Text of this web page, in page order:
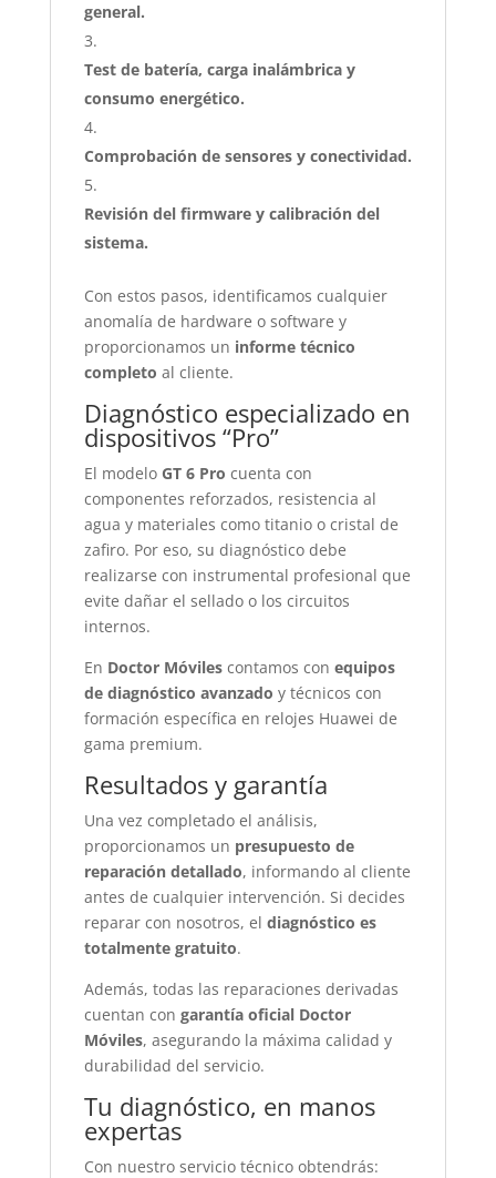
general.
Test de batería, carga inalámbrica y
consumo energético.
Comprobación de sensores y conectividad.
Revisión del firmware y calibración del
sistema.
Con estos pasos, identificamos cualquier
anomalía de hardware o software y
proporcionamos un informe técnico
completo al cliente.
Diagnóstico especializado en
dispositivos “Pro”
El modelo GT 6 Pro cuenta con
componentes reforzados, resistencia al
agua y materiales como titanio o cristal de
zafiro. Por eso, su diagnóstico debe
realizarse con instrumental profesional que
evite dañar el sellado o los circuitos
internos.
En Doctor Móvilescontamos con equipos
de diagnóstico avanzado y técnicos con
formación específica en relojes Huawei de
gama premium.
Resultados y garantía
Una vez completado el análisis,
proporcionamos un presupuesto de
reparación detallado, informando al cliente
antes de cualquier intervención. Si decides
reparar con nosotros, el diagnóstico es
totalmente gratuito.
Además, todas las reparaciones derivadas
cuentan con garantía oficial Doctor
Móviles, asegurando la máxima calidad y
durabilidad del servicio.
Tu diagnóstico, en manos
expertas
Con nuestro servicio técnico obtendrás: